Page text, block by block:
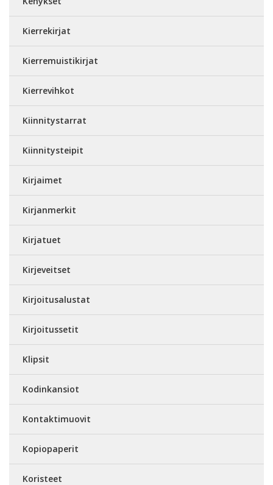
Kierrekirjat
Kierremuistikirjat
Kierrevihkot
Kiinnitystarrat
Kiinnitysteipit
Kirjaimet
Kirjanmerkit
Kirjatuet
Kirjeveitset
Kirjoitusalustat
Kirjoitussetit
Klipsit
Kodinkansiot
Kontaktimuovit
Kopiopaperit
Koristeet